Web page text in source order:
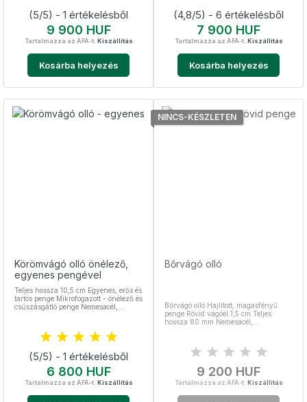
(5/5) - 1 értékelésből
Ár
9 900 HUF
Tartalmazza az ÁFÁ-t. Kiszállítás
Kosárba helyezés
(4,8/5) - 6 értékelésből
Ár
7 900 HUF
Tartalmazza az ÁFÁ-t. Kiszállítás
Kosárba helyezés
Körömvágó olló önélező,
egyenes pengével
Teljes hossza 10,5 cm Egyenes, erős és
tartós penge Mikrofogazott - önélező és
csúszásgátló penge Nemesacél,
(5/5) - 1 értékelésből
Ár
6 800 HUF
Tartalmazza az ÁFÁ-t. Kiszállítás
Bőrvágó olló
Bőrvágó olló Hajlított, magasfényű
penge Rövid vágóél 1,5 cm Teljes
hossza 80 mm Nemesacél,
Ár
9 200 HUF
Tartalmazza az ÁFÁ-t. Kiszállítás
NINCS-KÉSZLETEN